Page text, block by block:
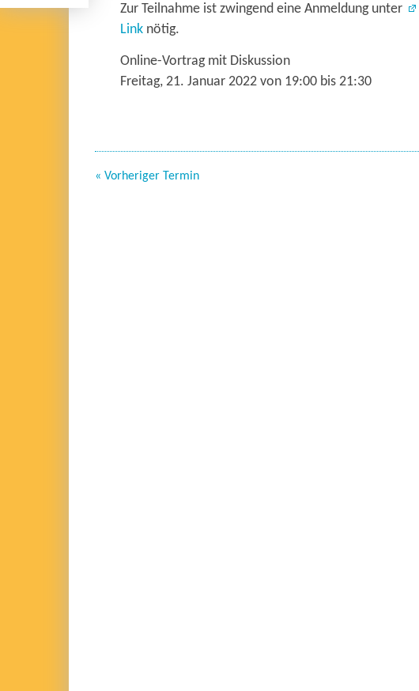
Zur Teilnahme ist zwingend eine Anmeldung unter
Link nötig.
Online-Vortrag mit Diskussion
Freitag, 21. Januar 2022 von 19:00 bis 21:30
« Vorheriger Termin